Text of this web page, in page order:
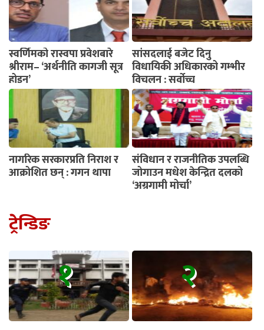
स्वर्णिमको रास्वपा प्रवेशबारे
श्रीराम– ‘अर्थनीति कागजी सूत्र
होइन’
सांसदलाई बजेट दिनु
विधायिकी अधिकारको गम्भीर
विचलन : सर्वोच्च
नागरिक सरकारप्रति निराश र
आक्रोशित छन् : गगन थापा
संविधान र राजनीतिक उपलब्धि
जोगाउन मधेश केन्द्रित दलको
‘अग्रगामी मोर्चा’
ट्रेन्डिङ
१ २